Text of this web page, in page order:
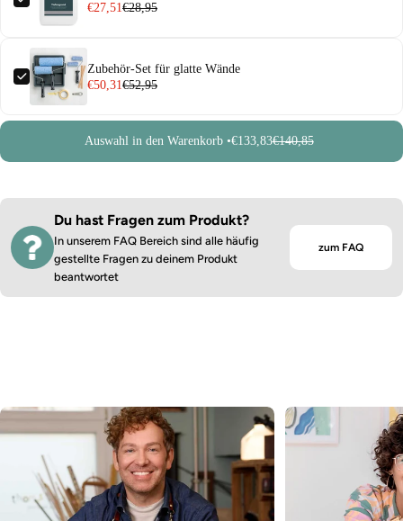
€27,51€28,95
Zubehör-Set für glatte Wände
€50,31€52,95
Auswahl in den Warenkorb •€133,83€140,85
Du hast Fragen zum Produkt?
In unserem FAQ Bereich sind alle häufig
gestellte Fragen zu deinem Produkt
beantwortet
zum FAQ